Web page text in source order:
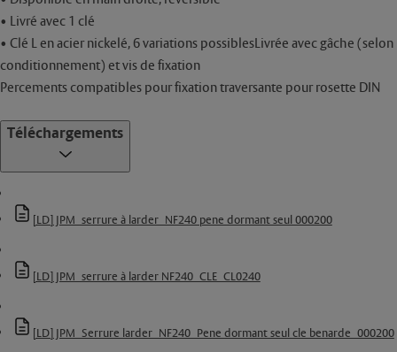
• Livré avec 1 clé
• Clé L en acier nickelé, 6 variations possiblesLivrée avec gâche (selon
conditionnement) et vis de fixation
Percements compatibles pour fixation traversante pour rosette DIN
Téléchargements
[LD] JPM_serrure à larder_NF240 pene dormant seul 000200
[LD] JPM_serrure à larder NF240_CLE_CL0240
[LD] JPM_Serrure larder_NF240_Pene dormant seul cle benarde_000200